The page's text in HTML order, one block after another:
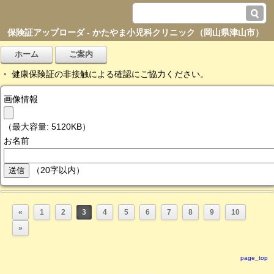
保険証アップローダ - かたやま小児科クリニック（岡山県津山市）
・ 健康保険証の非接触による確認にご協力ください。
画像情報
（最大容量: 5120KB）
お名前
（20字以内）
« 1 2 3 4 5 6 7 8 9
10
»
page_top